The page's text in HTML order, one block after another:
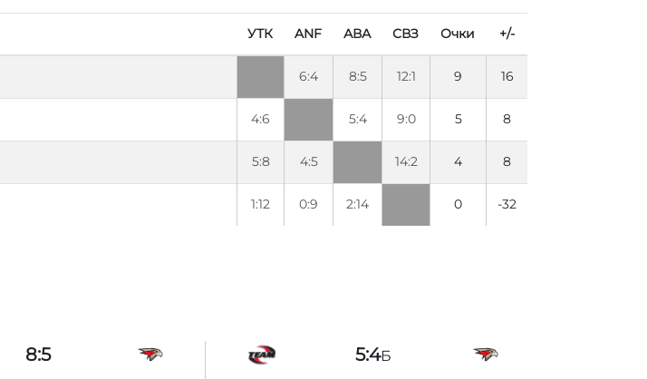
УТК ANF АВА СВЗ Очки +/-
6:4 8:5 12:1 9 16
4:6 5:4 9:0 5 8
5:8 4:5 14:2 4 8
1:12 0:9 2:14 0 -32
8:5 5:4Б